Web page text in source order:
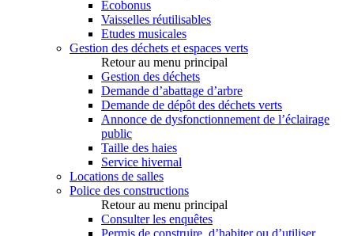
Ecobonus
Vaisselles réutilisables
Etudes musicales
Gestion des déchets et espaces verts
Retour au menu principal
Gestion des déchets
Demande d’abattage d’arbre
Demande de dépôt des déchets verts
Annonce de dysfonctionnement de l’éclairage
public
Taille des haies
Service hivernal
Locations de salles
Police des constructions
Retour au menu principal
Consulter les enquêtes
Permis de construire, d’habiter ou d’utiliser